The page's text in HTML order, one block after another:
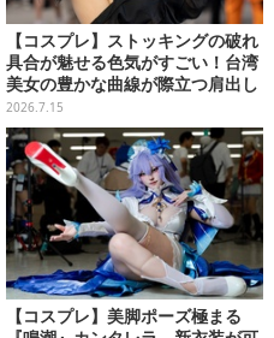
【コスプレ】ストッキングの破れ
具合が魅せる色気がすごい！台湾
美女の豊かな曲線が際立つ肩出し
ファッションがセクシーだった
【写真9枚】
2026.7.15
【コスプレ】美脚ポーズ極まる